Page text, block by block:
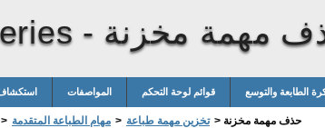
- مهمة مخزنة
المواصفات قوائم لوحة التحكم الطابعة والتوسع
> مهام الطباعة المتقدمة > تخزين مهمة طباعة > حذف مهمة مخزنة